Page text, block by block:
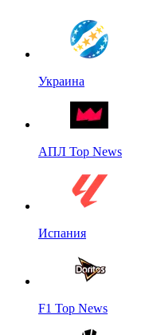
Украина
АПЛ Top News
Испания
F1 Top News